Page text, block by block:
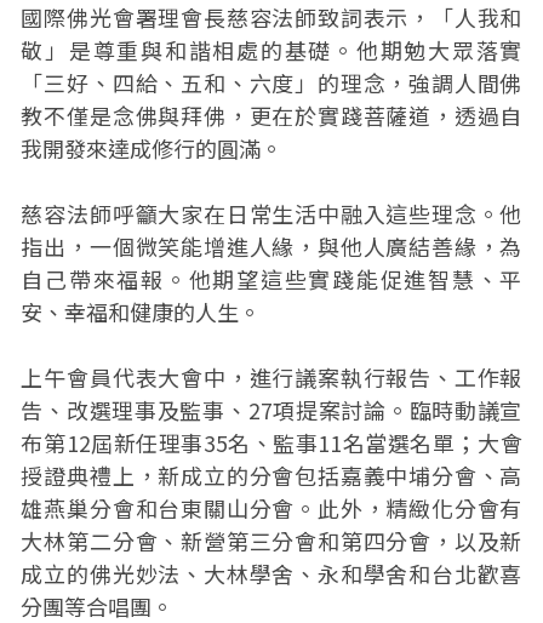
國際佛光會署理會長慈容法師致詞表示，「人我和
敬」是尊重與和諧相處的基礎。他期勉大眾落實
「三好、四給、五和、六度」的理念，強調人間佛
教不僅是念佛與拜佛，更在於實踐菩薩道，透過自
我開發來達成修行的圓滿。
慈容法師呼籲大家在日常生活中融入這些理念。他
指出，一個微笑能增進人緣，與他人廣結善緣，為
自己帶來福報。他期望這些實踐能促進智慧、平
安、幸福和健康的人生。
上午會員代表大會中，進行議案執行報告、工作報
告、改選理事及監事、27項提案討論。臨時動議宣
布第12屆新任理事35名、監事11名當選名單；大會
授證典禮上，新成立的分會包括嘉義中埔分會、高
雄燕巢分會和台東關山分會。此外，精緻化分會有
大林第二分會、新營第三分會和第四分會，以及新
成立的佛光妙法、大林學舍、永和學舍和台北歡喜
分團等合唱團。